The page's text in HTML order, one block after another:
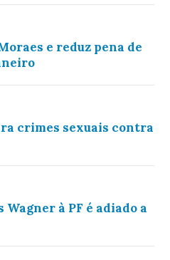
e reduz pena de
crimes sexuais contra
à PF é adiado a